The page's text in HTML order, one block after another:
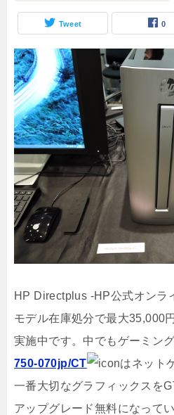
Tweet 0
HP Directplus -HP公式オンラ
モデル在庫処分で最大35,000
実施中です。中でもゲーミン
750-070jp/CT
はネット
一番大切なグラフィックスを
アップグレード無料になって